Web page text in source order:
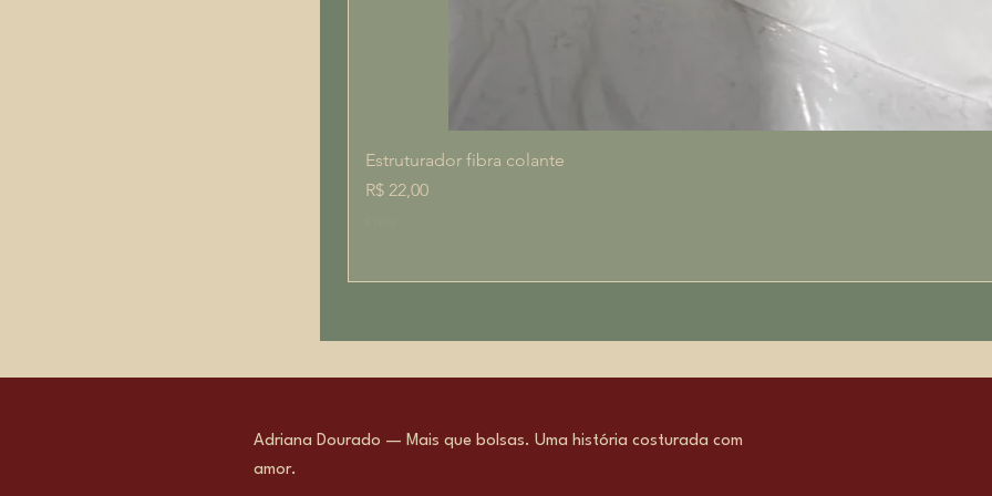
Estruturador fibra colante
Preço
R$ 22,00
Adriana Dourado — Mais que bolsas. Uma história costurada com
amor.